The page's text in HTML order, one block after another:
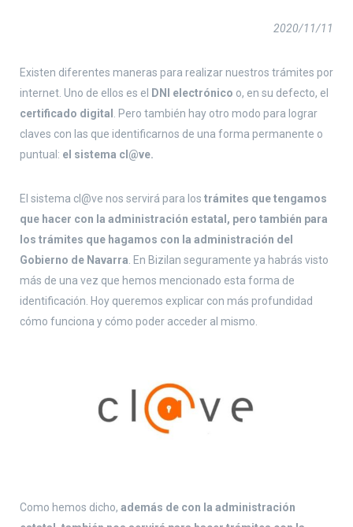
2020/11/11
Existen diferentes maneras para realizar nuestros trámites por
internet. Uno de ellos es el
DNI electrónico o, en su defecto, el
certificado digital
. Pero también hay otro modo para lograr
claves con las que identificarnos de una forma permanente o
puntual: el sistema cl@ve.
El sistema cl@ve nos servirá para los trámites que tengamos
que hacer con la administración estatal, pero también para
los trámites que hagamos con la administración del
Gobierno de Navarra . En Bizilan seguramente ya habrás visto
más de una vez que hemos mencionado esta forma de
identificación. Hoy queremos explicar con más profundidad
cómo funciona y cómo poder acceder al mismo.
Como hemos dicho, además de con la administración